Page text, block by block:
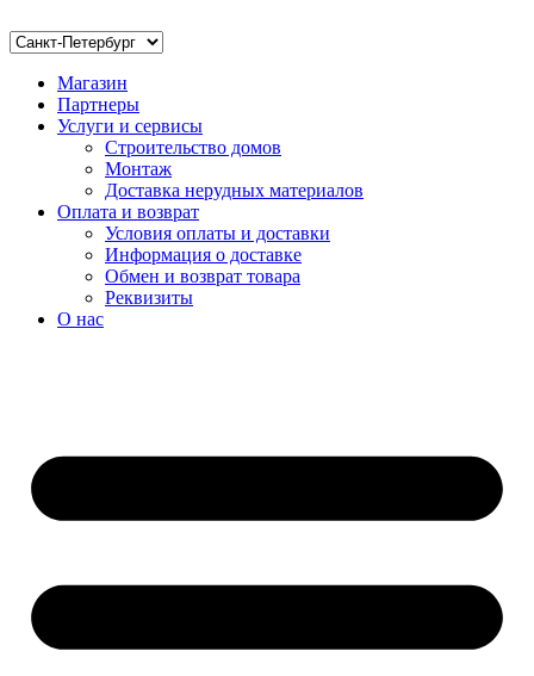
Магазин
Партнеры
Услуги и сервисы
Строительство домов
Монтаж
Доставка нерудных материалов
Оплата и возврат
Условия оплаты и доставки
Информация о доставке
Обмен и возврат товара
Реквизиты
О нас